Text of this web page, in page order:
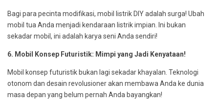
Bagi para pecinta modifikasi, mobil listrik DIY adalah surga! Ubah
mobil tua Anda menjadi kendaraan listrik impian. Ini bukan
sekadar mobil, ini adalah karya seni Anda sendiri!
6. Mobil Konsep Futuristik: Mimpi yang Jadi Kenyataan!
Mobil konsep futuristik bukan lagi sekadar khayalan. Teknologi
otonom dan desain revolusioner akan membawa Anda ke dunia
masa depan yang belum pernah Anda bayangkan!